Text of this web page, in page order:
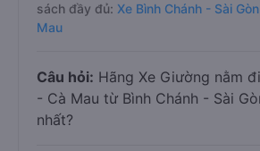
sách đầy đủ: Xe Bình Chánh - Sài
Mau
Câu hỏi: Hãng Xe Giường nằm
- Cà Mau từ Bình Chánh - Sài
nhất?